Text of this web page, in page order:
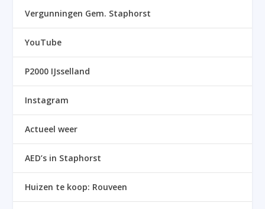
Vergunningen Gem. Staphorst
YouTube
P2000 IJsselland
Instagram
Actueel weer
AED’s in Staphorst
Huizen te koop: Rouveen